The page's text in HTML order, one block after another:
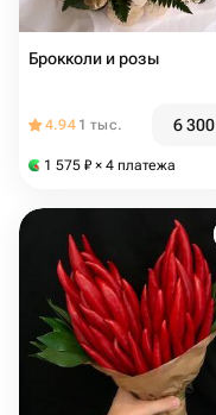
Брокколи и розы
4.94 1 тыс. 6 300
1 575 ₽ × 4 платежа